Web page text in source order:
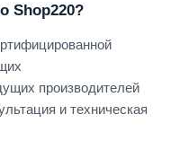
Shop220?
производителей
и техническая